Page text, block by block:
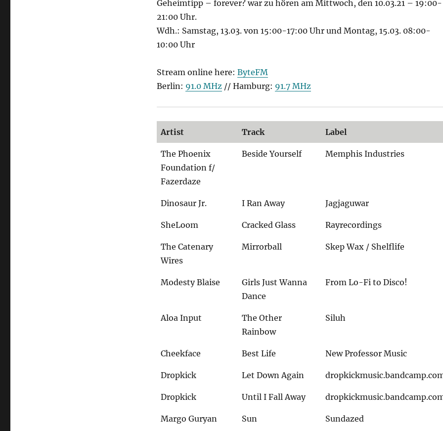
Geheimtipp – forever? war zu hören am Mittwoch, den 10.03.21 – 19:00-
21:00 Uhr.
Wdh.: Samstag, 13.03. von 15:00-17:00 Uhr und Montag, 15.03. 08:00-
10:00 Uhr
Stream online here: ByteFM
Berlin: 91.0 MHz// Hamburg: 91.7 MHz
Artist Track Label
The Phoenix
Foundation f/
Fazerdaze
Beside Yourself Memphis Industries
Dinosaur Jr. I Ran Away Jagjaguwar
SheLoom Cracked Glass Rayrecordings
The Catenary
Wires
Mirrorball Skep Wax / Shelflife
Modesty Blaise
Girls Just Wanna
Dance
From Lo-Fi to Disco!
Aloa Input
The Other
Rainbow
Siluh
Cheekface Best Life New Professor Music
Dropkick Let Down Again
Dropkick Until I Fall Away
Margo Guryan Sun Sundazed